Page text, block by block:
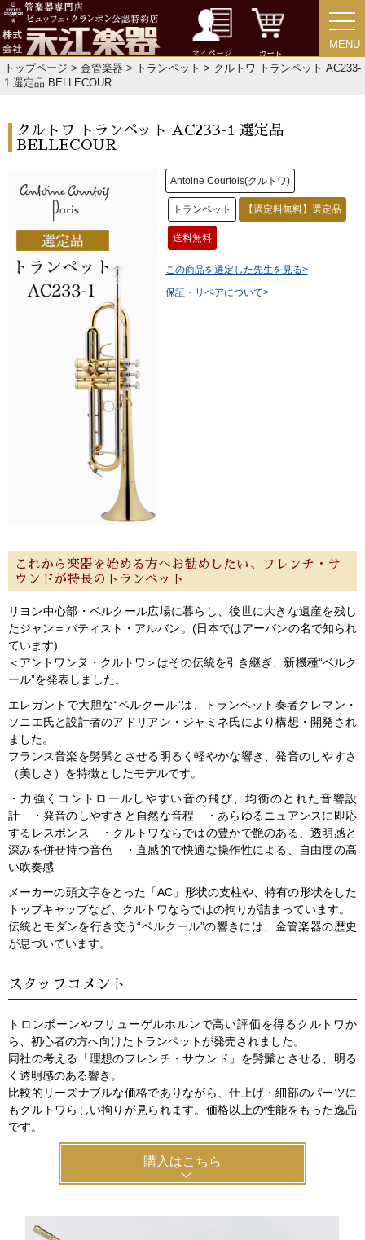
マイページ カート
MENU
MENU
トップページ >金管楽器 > トランペット > クルトワ トランペット AC233-
1 選定品 BELLECOUR
クルトワ トランペット AC233-1 選定品
BELLECOUR
Antoine Courtois(クルトワ)
トランペット 【選定料無料】選定品
送料無料
この商品を選定した先生を見る>
保証・リペアについて>
これから楽器を始める方へお勧めしたい、フレンチ・サ
ウンドが特長のトランペット
リヨン中心部・ベルクール広場に暮らし、後世に大きな遺産を残し
たジャン＝バティスト・アルバン。(日本ではアーバンの名で知られ
ています)
＜アントワンヌ・クルトワ＞はその伝統を引き継ぎ、新機種“ベルク
ール”を発表しました。
エレガントで大胆な“ベルクール”は、トランペット奏者クレマン・
ソニエ氏と設計者のアドリアン・ジャミネ氏により構想・開発され
ました。
フランス音楽を髣髴とさせる明るく軽やかな響き、発音のしやすさ
（美しさ）を特徴としたモデルです。
・力強くコントロールしやすい音の飛び、均衡のとれた音響設
計 ・発音のしやすさと自然な音程 ・あらゆるニュアンスに即応
するレスポンス ・クルトワならではの豊かで艶のある、透明感と
深みを併せ持つ音色 ・直感的で快適な操作性による、自由度の高
い吹奏感
メーカーの頭文字をとった「AC」形状の支柱や、特有の形状をした
トップキャップなど、クルトワならではの拘りが詰まっています。
伝統とモダンを行き交う“ベルクール”の響きには、金管楽器の歴史
が息づいています。
スタッフコメント
トロンボーンやフリューゲルホルンで高い評価を得るクルトワか
ら、初心者の方へ向けたトランペットが発売されました。
同社の考える「理想のフレンチ・サウンド」を髣髴とさせる、明る
く透明感のある響き。
比較的リーズナブルな価格でありながら、仕上げ・細部のパーツに
もクルトワらしい拘りが見られます。価格以上の性能をもった逸品
です。
購入はこちら